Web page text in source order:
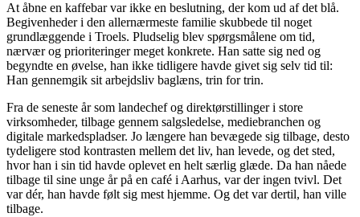
At åbne en kaffebar var ikke en beslutning, der kom ud af det blå.
Begivenheder i den allernærmeste familie skubbede til noget
grundlæggende i Troels. Pludselig blev spørgsmålene om tid,
nærvær og prioriteringer meget konkrete. Han satte sig ned og
begyndte en øvelse, han ikke tidligere havde givet sig selv tid til:
Han gennemgik sit arbejdsliv baglæns, trin for trin.
Fra de seneste år som landechef og direktørstillinger i store
virksomheder, tilbage gennem salgsledelse, mediebranchen og
digitale markedspladser. Jo længere han bevægede sig tilbage, desto
tydeligere stod kontrasten mellem det liv, han levede, og det sted,
hvor han i sin tid havde oplevet en helt særlig glæde. Da han nåede
tilbage til sine unge år på en café i Aarhus, var der ingen tvivl. Det
var dér, han havde følt sig mest hjemme. Og det var dertil, han ville
tilbage.